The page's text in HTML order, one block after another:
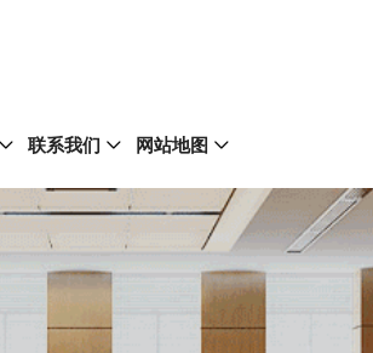
联系我们 网站地图